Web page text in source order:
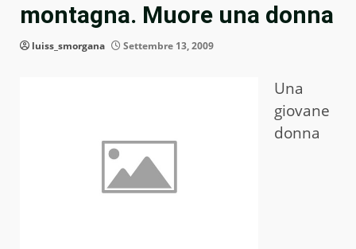
montagna. Muore una donna
luiss_smorgana Settembre 13, 2009
Una
giovane
donna